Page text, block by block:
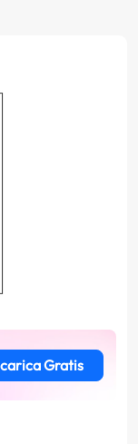
Gratis